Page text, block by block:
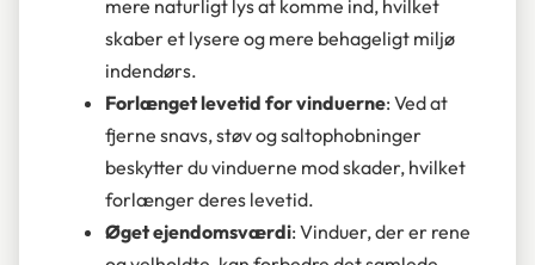
mere naturligt lys at komme ind, hvilket
skaber et lysere og mere behageligt miljø
indendørs.
Forlænget levetid for vinduerne: Ved at
fjerne snavs, støv og saltophobninger
beskytter du vinduerne mod skader, hvilket
forlænger deres levetid.
Øget ejendomsværdi: Vinduer, der er rene